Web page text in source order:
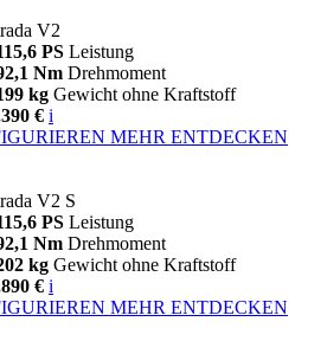
V2
PS Leistung
Nm Drehmoment
kg Gewicht ohne Kraftstoff
€ i
MEHR ENTDECKEN
V2 S
PS Leistung
Nm Drehmoment
kg Gewicht ohne Kraftstoff
€ i
MEHR ENTDECKEN